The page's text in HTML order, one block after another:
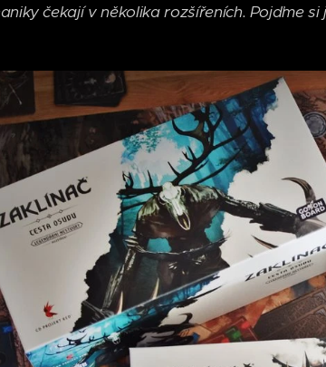
čekají v několika rozšířeních. Pojďme